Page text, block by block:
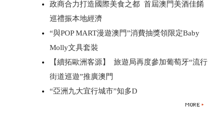
政商合力打造國際美食之都 首屆澳門美酒佳餚
巡禮振本地經濟
“與POP MART漫遊澳門”消費抽獎領限定Baby
Molly文具套裝
【續拓歐洲客源】 旅遊局再度參加葡萄牙“流行
街道巡遊”推廣澳門
“亞洲九大宜行城市”知多D